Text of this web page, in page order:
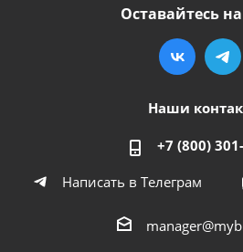
Оставайтесь
Наши
+7 (800)
Написать в Телеграм